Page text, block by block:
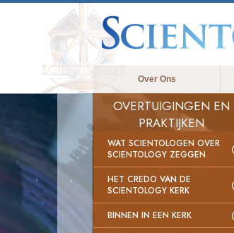
Over Ons
OVERTUIGINGEN EN
PRAKTIJKEN
WAT SCIENTOLOGEN OVER
SCIENTOLOGY ZEGGEN
HET CREDO VAN DE
SCIENTOLOGY KERK
BINNEN IN EEN KERK